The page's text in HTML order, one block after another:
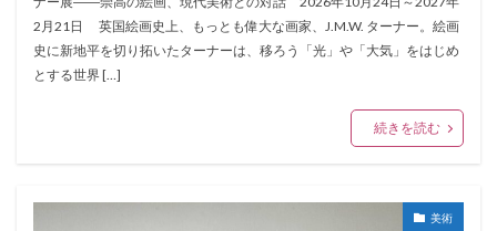
2月21日 英国絵画史上、もっとも偉大な画家、J.M.W. ターナー。絵画
史に新地平を切り拓いたターナーは、移ろう「光」や「大気」をはじめ
とする世界 […]
続きを読む
美術